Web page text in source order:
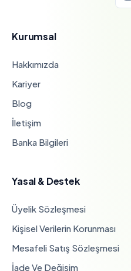
Kurumsal
Hakkımızda
Kariyer
Blog
İletişim
Banka Bilgileri
Yasal & Destek
Üyelik Sözleşmesi
Kişisel Verilerin Korunması
Mesafeli Satış Sözleşmesi
İade Ve Değişim